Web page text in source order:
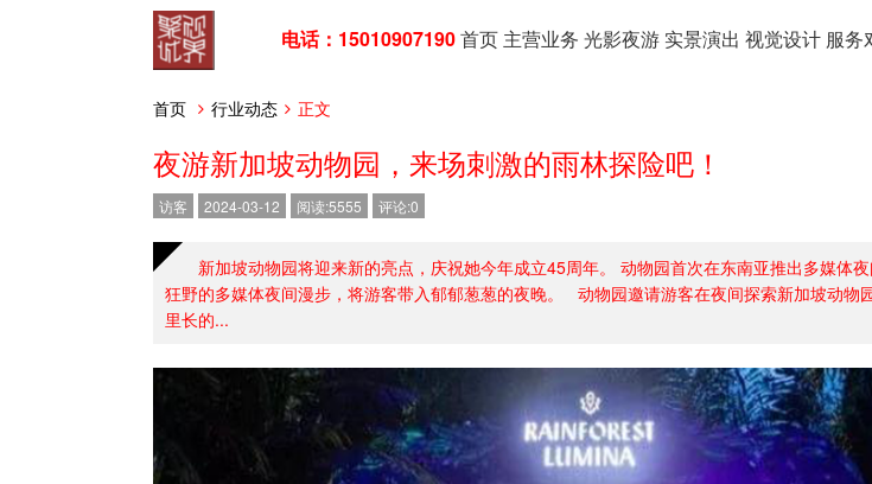
电话：15010907190首页 主营业务 光影夜游 实景演出 视觉设计 服务
首页 行业动态 正文
夜游新加坡动物园，来场刺激的雨林探险吧！
访客 2024-03-12 阅读:5555 评论:0
新加坡动物园将迎来新的亮点，庆祝她今年成立45周年。 动物园首次在东南亚推出多媒体
狂野的多媒体夜间漫步，将游客带入郁郁葱葱的夜晚。 动物园邀请游客在夜间探索新加坡动物
里长的...